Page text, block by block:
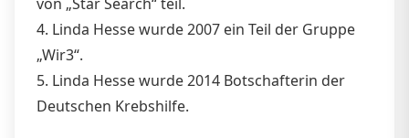
4. Linda Hesse wurde 2007 ein Teil der Gruppe
„Wir3“.
5. Linda Hesse wurde 2014 Botschafterin der
Deutschen Krebshilfe.